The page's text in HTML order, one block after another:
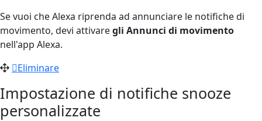
Se vuoi che Alexa riprenda ad annunciare le notifiche di
movimento, devi attivaregli Annunci di movimento
nell'app Alexa.
Eliminare
Impostazione di notifiche snooze
personalizzate